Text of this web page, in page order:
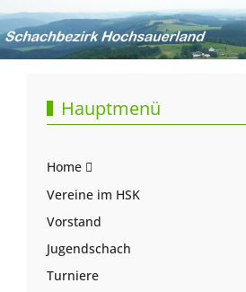
Hauptmenü
Home
Vereine im HSK
Vorstand
Jugendschach
Turniere